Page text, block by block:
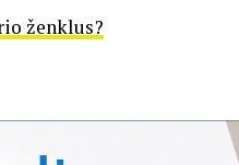
ženklus?